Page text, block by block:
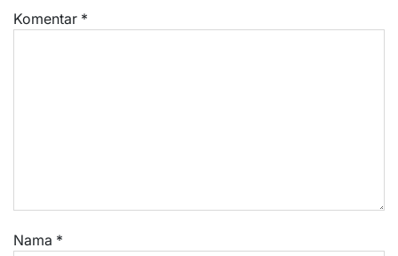
Komentar *
Nama *